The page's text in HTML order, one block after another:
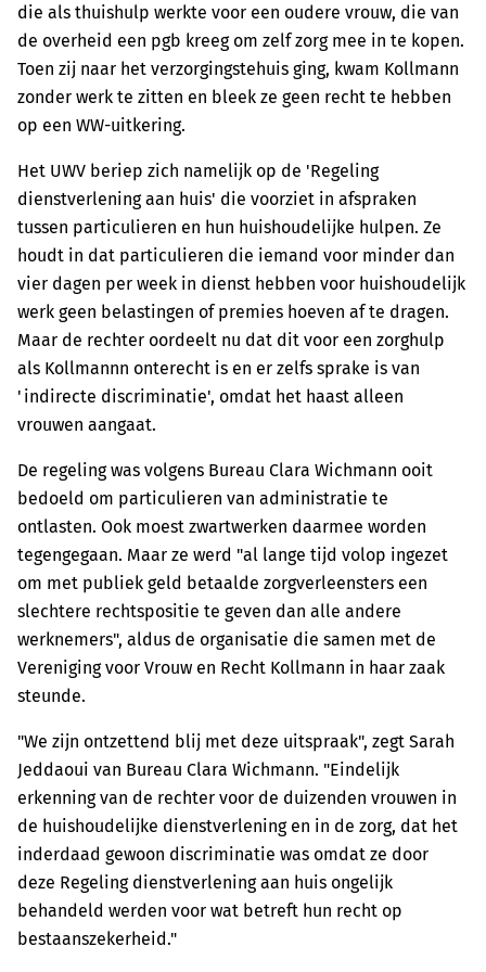
die als thuishulp werkte voor een oudere vrouw, die van
de overheid een pgb kreeg om zelf zorg mee in te kopen.
Toen zij naar het verzorgingstehuis ging, kwam Kollmann
zonder werk te zitten en bleek ze geen recht te hebben
op een WW-uitkering.
Het UWV beriep zich namelijk op de 'Regeling
dienstverlening aan huis' die voorziet in afspraken
tussen particulieren en hun huishoudelijke hulpen. Ze
houdt in dat particulieren die iemand voor minder dan
vier dagen per week in dienst hebben voor huishoudelijk
werk geen belastingen of premies hoeven af te dragen.
Maar de rechter oordeelt nu dat dit voor een zorghulp
als Kollmannn onterecht is en er zelfs sprake is van
'indirecte discriminatie', omdat het haast alleen
vrouwen aangaat.
De regeling was volgens Bureau Clara Wichmann ooit
bedoeld om particulieren van administratie te
ontlasten. Ook moest zwartwerken daarmee worden
tegengegaan. Maar ze werd "al lange tijd volop ingezet
om met publiek geld betaalde zorgverleensters een
slechtere rechtspositie te geven dan alle andere
werknemers", aldus de organisatie die samen met de
Vereniging voor Vrouw en Recht Kollmann in haar zaak
steunde.
"We zijn ontzettend blij met deze uitspraak", zegt Sarah
Jeddaoui van Bureau Clara Wichmann. "Eindelijk
erkenning van de rechter voor de duizenden vrouwen in
de huishoudelijke dienstverlening en in de zorg, dat het
inderdaad gewoon discriminatie was omdat ze door
deze Regeling dienstverlening aan huis ongelijk
behandeld werden voor wat betreft hun recht op
bestaanszekerheid."